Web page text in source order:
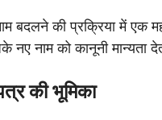
बदलने की प्रक्रिया में एक
नए नाम को कानूनी
की भूमिका